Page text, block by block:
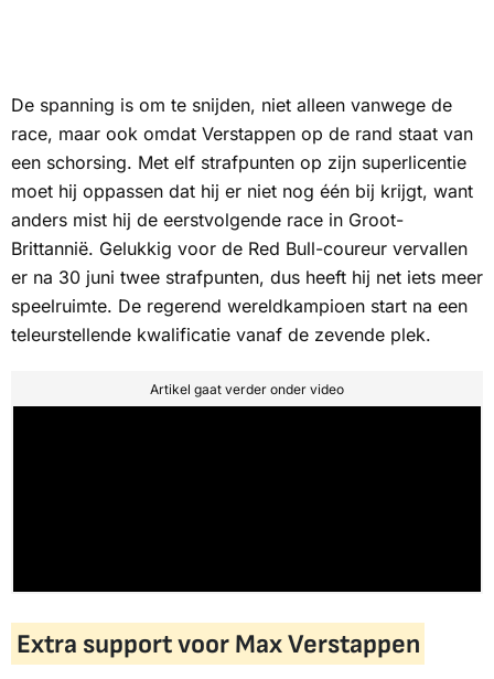
De spanning is om te snijden, niet alleen vanwege de
race, maar ook omdat Verstappen op de rand staat van
een schorsing. Met elf strafpunten op zijn superlicentie
moet hij oppassen dat hij er niet nog één bij krijgt, want
anders mist hij de eerstvolgende race in Groot-
Brittannië. Gelukkig voor de Red Bull-coureur vervallen
er na 30 juni twee strafpunten, dus heeft hij net iets meer
speelruimte. De regerend wereldkampioen start na een
teleurstellende kwalificatie vanaf de zevende plek.
Artikel gaat verder onder video
Extra support voor Max Verstappen